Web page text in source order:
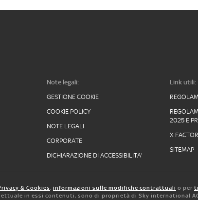
Note legali:
GESTIONE COOKIE
COOKIE POLICY
NOTE LEGALI
CORPORATE
DICHIARAZIONE DI ACCESSIBILITA'
Link utili:
2025 E
X
SITEMAP
& Cookies, informazioni sulle modifiche contrattuali o per
in essi contenuti, sono di proprietà di Sky international